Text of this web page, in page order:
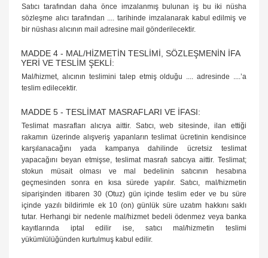
Satıcı tarafından daha önce imzalanmış bulunan iş bu iki nüsha
sözleşme alıcı tarafından .... tarihinde imzalanarak kabul edilmiş ve
bir nüshası alıcının mail adresine mail gönderilecektir.
MADDE 4 - MAL/HİZMETİN TESLİMİ, SÖZLEŞMENİN İFA
YERİ VE TESLİM ŞEKLİ:
Mal/hizmet, alıcının teslimini talep etmiş olduğu .... adresinde ....’a
teslim edilecektir.
MADDE 5 - TESLİMAT MASRAFLARI VE İFASI:
Teslimat masrafları alıcıya aittir. Satıcı, web sitesinde, ilan ettiği
rakamın üzerinde alışveriş yapanların teslimat ücretinin kendisince
karşılanacağını yada kampanya dahilinde ücretsiz teslimat
yapacağını beyan etmişse, teslimat masrafı satıcıya aittir. Teslimat;
stokun müsait olması ve mal bedelinin satıcının hesabına
geçmesinden sonra en kısa sürede yapılır. Satıcı, mal/hizmetin
siparişinden itibaren 30 (Otuz) gün içinde teslim eder ve bu süre
içinde yazılı bildirimle ek 10 (on) günlük süre uzatım hakkını saklı
tutar. Herhangi bir nedenle mal/hizmet bedeli ödenmez veya banka
kayıtlarında iptal edilir ise, satıcı mal/hizmetin teslimi
yükümlülüğünden kurtulmuş kabul edilir.